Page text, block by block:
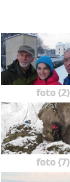
foto (2)
foto (7)